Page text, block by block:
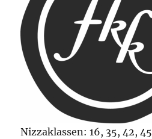
Nizzaklassen: 16, 35, 42, 45